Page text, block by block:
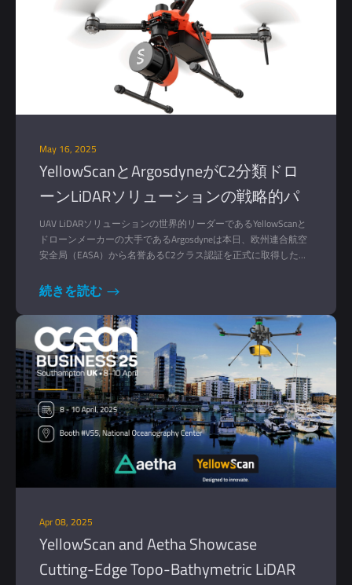
May 16, 2025
YellowScanとArgosdyneがC2分類ドロ
ーンLiDARソリューションの戦略的パ
ートナーシップを発表
UAV LiDARソリューションの世界的リーダーであるYellowScanと
ドローンメーカーの大手であるArgosdyneは本日、欧州連合航空
安全局（EASA）から名誉あるC2クラス認証を正式に取得した
ナーシップを発表した。
続きを読む
Apr 08, 2025
YellowScan and Aetha Showcase
Cutting-Edge Topo-Bathymetric LiDAR